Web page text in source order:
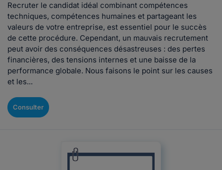
Recruter le candidat idéal combinant compétences
techniques, compétences humaines et partageant les
valeurs de votre entreprise, est essentiel pour le succès
de cette procédure. Cependant, un mauvais recrutement
peut avoir des conséquences désastreuses : des pertes
financières, des tensions internes et une baisse de la
performance globale. Nous faisons le point sur les causes
et les...
Consulter